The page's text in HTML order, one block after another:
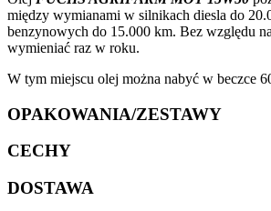
między wymianami w silnikach diesla do
benzynowych do 15.000 km. Bez względu
wymieniać raz w roku.
W tym miejscu olej można nabyć w beczce
OPAKOWANIA/ZESTAWY
CECHY
DOSTAWA